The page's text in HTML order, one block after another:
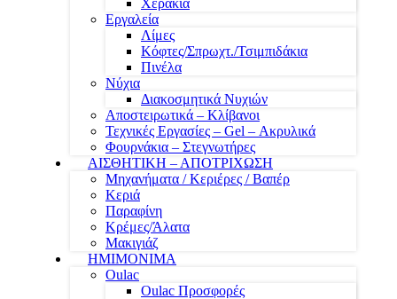
Χεράκια
Εργαλεία
Λίμες
Κόφτες/Σπρωχτ./Τσιμπιδάκια
Πινέλα
Νύχια
Διακοσμητικά Νυχιών
Αποστειρωτικά – Κλίβανοι
Τεχνικές Εργασίες – Gel – Ακρυλικά
Φουρνάκια – Στεγνωτήρες
ΑΙΣΘΗΤΙΚΗ – ΑΠΟΤΡΙΧΩΣΗ
Μηχανήματα / Κεριέρες / Βαπέρ
Κεριά
Παραφίνη
Κρέμες/Άλατα
Μακιγιάζ
ΗΜΙΜΟΝΙΜΑ
Oulac
Oulac Προσφορές